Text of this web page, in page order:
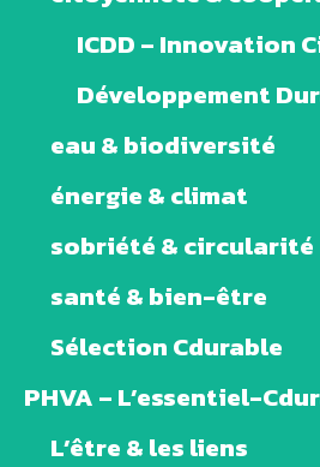
ICDD – Innovation
Développement
eau & biodiversité
énergie & climat
sobriété & circularité
santé & bien-être
Sélection Cdurable
PHVA – L’essentiel-
L’être & les liens